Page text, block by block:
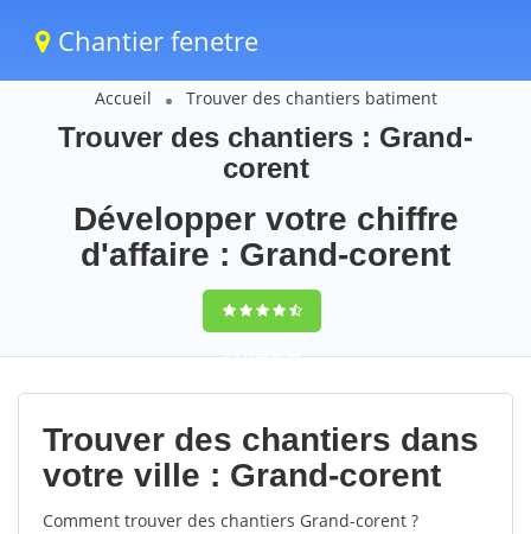
Chantier fenetre
Accueil Trouver des chantiers batiment
Trouver des chantiers : Grand-
corent
Développer votre chiffre
d'affaire : Grand-corent
9,5(100%)62
votes
Trouver des chantiers dans
votre ville : Grand-corent
Comment trouver des chantiers Grand-corent ?